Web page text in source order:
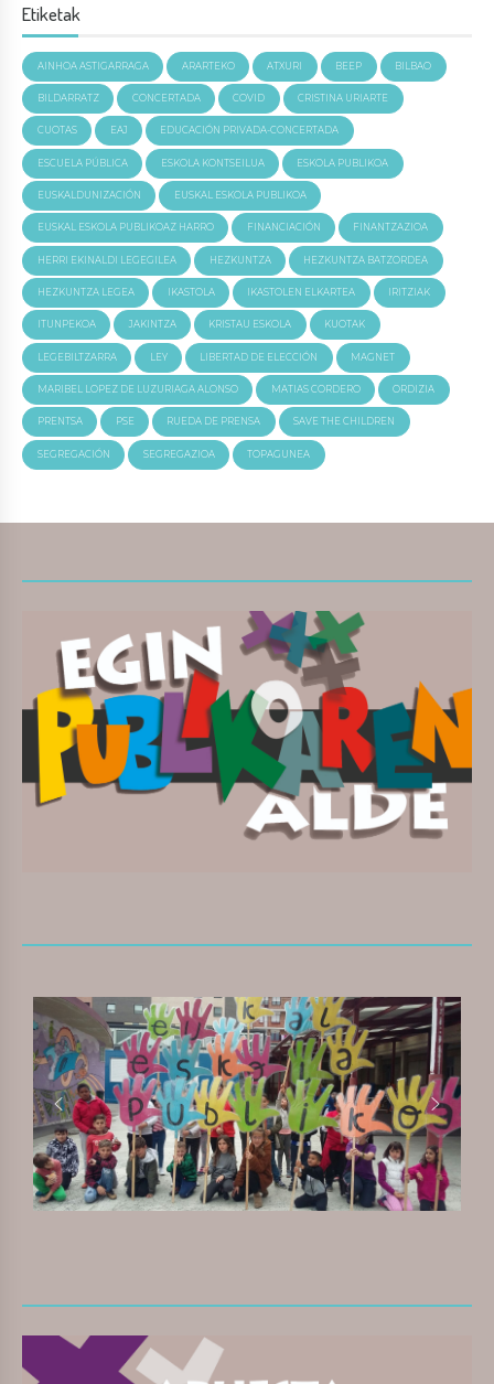
Etiketak
AINHOA ASTIGARRAGA ARARTEKO ATXURI BEEP BILBAO
BILDARRATZ CONCERTADA COVID CRISTINA URIARTE
CUOTAS EAJ EDUCACIÓN PRIVADA-CONCERTADA
ESCUELA PÚBLICA ESKOLA KONTSEILUA ESKOLA PUBLIKOA
EUSKALDUNIZACIÓN EUSKAL ESKOLA PUBLIKOA
EUSKAL ESKOLA PUBLIKOAZ HARRO FINANCIACIÓN FINANTZAZIOA
HERRI EKINALDI LEGEGILEA HEZKUNTZA HEZKUNTZA BATZORDEA
HEZKUNTZA LEGEA IKASTOLA IKASTOLEN ELKARTEA IRITZIAK
ITUNPEKOA JAKINTZA KRISTAU ESKOLA KUOTAK
LEGEBILTZARRA LEY LIBERTAD DE ELECCIÓN MAGNET
MARIBEL LOPEZ DE LUZURIAGA ALONSO MATIAS CORDERO ORDIZIA
PRENTSA PSE RUEDA DE PRENSA SAVE THE CHILDREN
SEGREGACIÓN SEGREGAZIOA TOPAGUNEA